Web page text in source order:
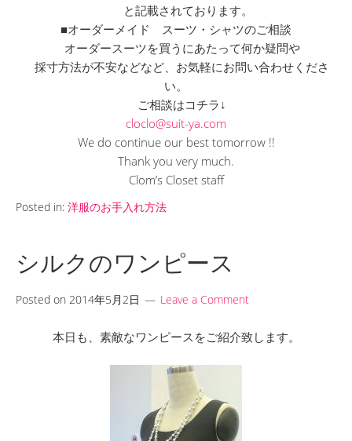
と記載されております。
■オーダーメイド スーツ・シャツのご相談
オーダースーツを買うにあたって何か疑問や
採寸方法が不安などなど、お気軽にお問い合わせくださ
い。
ご相談はコチラ↓
cloclo@suit-ya.com
We do continue our best tomorrow !!
Thank you very much.
Clom’s Closet staff
Posted in: 洋服のお手入れ方法
シルクのワンピース
Posted on 2014年5月2日 Leave a Comment
本日も、素敵なワンピースをご紹介致します。